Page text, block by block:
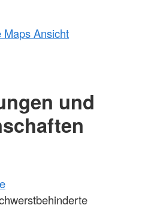
Maps Ansicht
und